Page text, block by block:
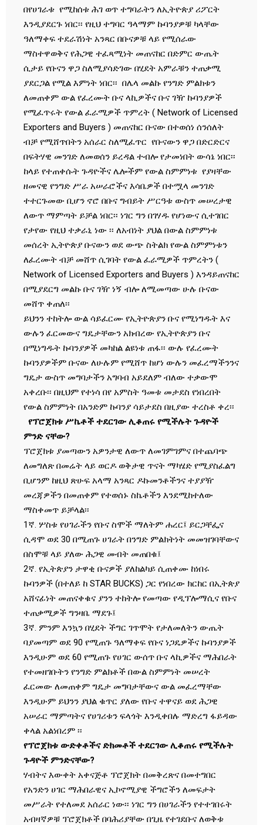
በየሀገራቱ የሚከሰቱ ሕገ ወጥ ተግባራትን ለኢትዮጵያ ሪፖርት
እንዲያደርጉ ነበር፡፡ የዚህ ተግባር ዓላማም ኩባንያዎቹ ካላቸው
ዓለማቀፍ ተደራሽነት አንጻር በቡናዎቹ ላይ የሚሰራው
ማስተዋወቅና የሕጋዊ ተፈጻሚነት መጠናከር በድምር ውጤት
ሲታይ የቡናን ዋጋ ስለሚያሳድገው በሂደት አምራቹን ተጠቃሚ
ያደርጋል የሚል እምነት ነበር፡፡ በሌላ መልኩ የንግድ ምልክቱን
ለመጠቀም ውል የፈረሙት ቡና ላኪዎችና ቡና ገዥ ኩባንያዎች
የሚፈጥሩት የውል ፈራሚዎች ጥምረት ( Network of Licensed
Exporters and Buyers ) መጠናከር ቡናው በተወሰነ ሰንሰለት
ብቻ የሚሸጥበትን አሰራር ስለሚፈጥር የቡናውን ዋጋ በድርድርና
በፍትሃዊ መንገድ ለመወሰን ይረዳል ተብሎ የታመነበት ውሳኔ ነበር፡፡
ከላይ የተጠቀሱት ጉዳዮችና ሌሎችም የውል ስምምነቱ የያዛቸው
ዘመናዊ የንግድ ሥራ አሠራሮችና እሳቤዎች በተሟላ መንገድ
ተተርጉመው ቢሆን ኖሮ በቡና ግብይት ሥርዓቱ ውስጥ መሠረታዊ
ለውጥ ማምጣት ይቻል ነበር፡፡ ነገር ግን በገሃዱ የሆነውና ሲተገበር
የታየው የዚህ ተቃራኒ ነው ፡፡ ለአብነት ያህል በውል ስምምነቱ
መሰረት ኢትዮጵያ ቡናውን ወደ ውጭ ስትልክ የውል ስምምነቱን
ለፈረሙት ብቻ መሸጥ ሲገባት የውል ፈራሚዎች ጥምረትን (
Network of Licensed Exporters and Buyers ) እንዳይጠናከር
በሚያደርግ መልኩ ቡና ገዥ ነኝ ብሎ ለሚመጣው ሁሉ ቡናው
መሸጥ ቀጠለ፡፡
ይህንን ተከትሎ ውል ሳይፈርሙ የኢትዮጵያን ቡና የሚነግዱት እና
ውሉን ፈርመውና ግዴታቸውን አክብረው የኢትዮጵያን ቡና
በሚነግዱት ኩባንያዎች መካከል ልዩነቱ ጠፋ፡፡ ውሉ የፈረሙት
ኩባንያዎችም ቡናው ለሁሉም የሚሸጥ ከሆነ ውሉን መፈረማችንንና
ግዴታ ውስጥ መግባታችን አግባብ አይደለም ብለው ተቃውሞ
አቀረቡ፡፡ በዚህም የተነሳ በየ አምስት ዓመቱ መታደስ የነበረበት
የውል ስምምነት በአንድም ኩባንያ ሳይታደስ በዚያው ተረስቶ ቀረ፡፡
የፕሮጀክቱ ሥኬቶች ተደርገው ሊቆጠሩ የሚችሉት ጉዳዮች
ምንድ ናቸው?
ፕሮጀክቱ ያመጣውን አዎንታዊ ለውጥ ለመገምገምና በተጨባጭ
ለመግለጽ በመሬት ላይ ወርዶ ወቅታዊ ጥናት ማካሄድ የሚያስፈልግ
ቢሆንም ከዚህ ጽሁፍ አላማ አንጻር ዶኩመንቶችንና ተያያዥ
መረጃዎችን በመጠቀም የተወሰኑ ስኬቶችን እንደሚከተለው
ማስቀመጥ ይቻላል፡፡
1ኛ. ሦስቱ የሀገራችን የቡና ስሞች ማለትም ሐረር፤ ይርጋቸፌና
ሲዳሞ ወደ 30 በሚጠጉ ሀገራት በንግድ ምልክትነት መመዝገባቸውና
በስሞቹ ላይ ያለው ሕጋዊ መብት መጠበቁ፤
2ኛ. የኢትጵያን ታዋቂ ቡናዎች ያለከልካይ ሲጠቀሙ ከነበሩ
ኩባንዎች (በተለይ ከ STAR BUCKS) ጋር የነበረው ክርከር በኢትጵያ
አሸናፊነት መጠናቀቁና ያንን ተከትሎ የመጣው የዲፕሎማሲና የቡና
ተጠቃሚዎች ግንዛቤ ማደጉ፤
3ኛ. ምንም እንኳን በሂደት ችግር ገጥሞት የታለመለትን ውጤት
ባያመጣም ወደ 90 የሚጠጉ ዓለማቀፍ የቡና ነጋዴዎችና ኩባንያዎች
እንዲሁም ወደ 60 የሚጠጉ የሀገር ውሰጥ ቡና ላኪዎችና ማሕበራት
የተመዘገቡትን የንግድ ምልክቶች በውል ስምምነት መሠረት
ፈርመው ለመጠቀም ግዴታ መግባታቸውና ውል መፈረማቸው
እንዲሁም ይህንን ያህል ቁጥር ያለው የቡና ተዋናይ ወደ ሕጋዊ
አሠራር ማምጣትና የሀገሪቱን ፍላጎት እንዲቀበሉ ማድረግ ፋይዳው
ቀላል አልነበረም ፡፡
የፕሮጀክቱ ውድቀቶችና ድክመቶች ተደርገው ሊቆጠሩ የሚችሉት
ጉዳዮች ምንድናቸው?
ሃብትና እውቀት አቀናጅቶ ፕሮጀክት በመቅረጽና በመተግበር
የአንድን ሀገር ማሕበራዊና ኢኮኖሚያዊ ችግሮችን ለመፍታት
መሥራት የተለመደ አሰራር ነው፡፡ ነገር ግን በሀገራችን የተተገበሩት
አብዛኛዎቹ ፕሮጀክቶች በባሕሪያቸው በጊዜ የተገደቡና ለወቅቱ